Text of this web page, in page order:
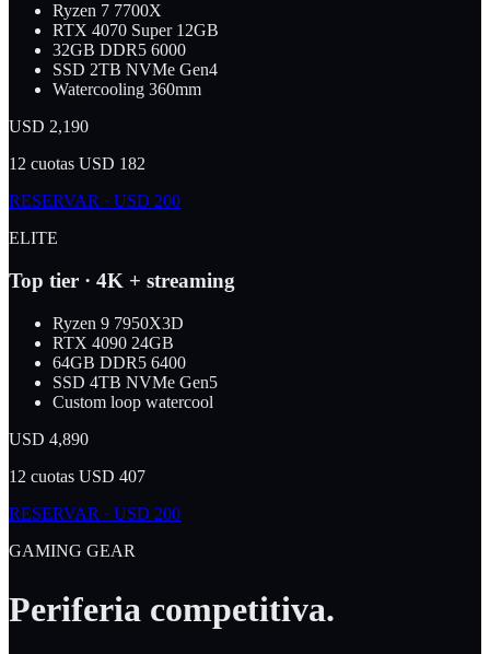
Ryzen 7 7700X
RTX 4070 Super 12GB
32GB DDR5 6000
SSD 2TB NVMe Gen4
Watercooling 360mm
USD 2,190
12 cuotas USD 182
RESERVAR · USD 200
ELITE
Top tier · 4K + streaming
Ryzen 9 7950X3D
RTX 4090 24GB
64GB DDR5 6400
SSD 4TB NVMe Gen5
Custom loop watercool
USD 4,890
12 cuotas USD 407
RESERVAR · USD 200
GAMING GEAR
Periferia competitiva.